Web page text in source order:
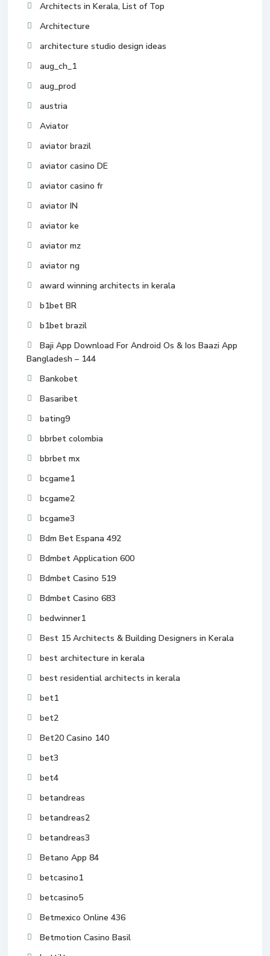
Architects in Kerala, List of Top
Architecture
architecture studio design ideas
aug_ch_1
aug_prod
austria
Aviator
aviator brazil
aviator casino DE
aviator casino fr
aviator IN
aviator ke
aviator mz
aviator ng
award winning architects in kerala
b1bet BR
b1bet brazil
Baji App Download For Android Os & Ios Baazi App
Bangladesh – 144
Bankobet
Basaribet
bating9
bbrbet colombia
bbrbet mx
bcgame1
bcgame2
bcgame3
Bdm Bet Espana 492
Bdmbet Application 600
Bdmbet Casino 519
Bdmbet Casino 683
bedwinner1
Best 15 Architects & Building Designers in Kerala
best architecture in kerala
best residential architects in kerala
bet1
bet2
Bet20 Casino 140
bet3
bet4
betandreas
betandreas2
betandreas3
Betano App 84
betcasino1
betcasino5
Betmexico Online 436
Betmotion Casino Basil